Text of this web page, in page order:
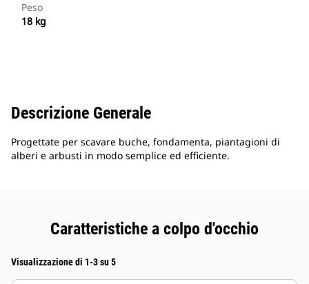
Peso
18 kg
Descrizione Generale
Progettate per scavare buche, fondamenta, piantagioni di
alberi e arbusti in modo semplice ed efficiente.
Caratteristiche a colpo d'occhio
Visualizzazione di 1-3 su 5